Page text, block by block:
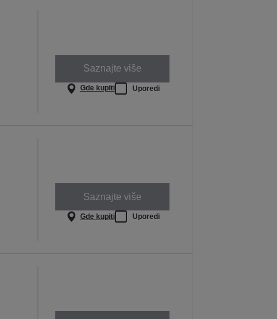
Saznajte više
Gde kupiti Uporedi
Saznajte više
Gde kupiti Uporedi